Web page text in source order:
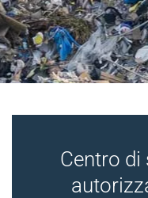
Centro